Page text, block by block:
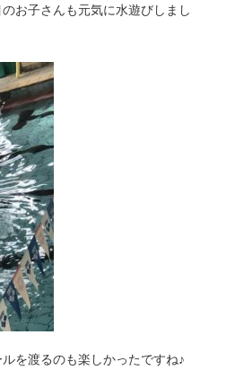
お子さんも元気に水遊びしまし
を渡るのも楽しかったですね♪